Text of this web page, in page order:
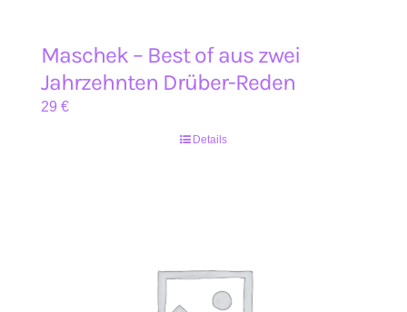
Maschek – Best of aus zwei
Jahrzehnten Drüber-Reden
29 €
Details